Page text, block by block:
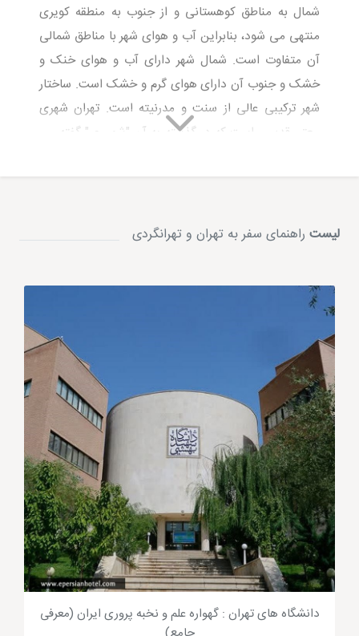
شمال به مناطق کوهستانی و از جنوب به منطقه کویری
منتهی می شود، بنابراین آب و هوای شهر با مناطق شمالی
آن متفاوت است. شمال شهر دارای آب و هوای خنک و
خشک و جنوب آن دارای هوای گرم و خشک است. ساختار
شهر ترکیبی عالی از سنت و مدرنیته است. تهران شهری
معتبر قدیمی است که در گذشته به آن "شهر ری" گفته می
تهران دارای بناهای قدیمی، مساجد باشکوه، عمارت های
مدرن است. اگرچه تهران به عنوان یک شهر تاریخی شناخته
راهنمای مسافر تهران
در کجا و کدام هتل تهران اقامت کنم؟
لیست راهنمای سفر به تهران و تهرانگردی
دانشگاه های تهران : گهواره علم و نخبه پروری ایران (معرفی